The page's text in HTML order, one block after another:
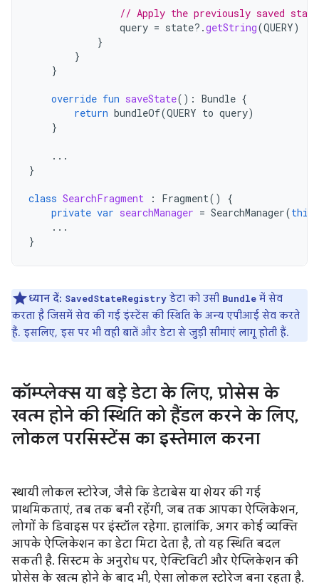
// Apply the previously saved state
query = state?.getString(QUERY)
}
}
}
override fun saveState(): Bundle {
return bundleOf(QUERY to query)
}
...
}
class SearchFragment : Fragment()
{
private var searchManager = SearchManager(this
...
}
ध्यान दें: SavedStateRegistry डेटा को उसी Bundle में सेव
करता है जिसमें सेव की गई इंस्टेंस की स्थिति के अन्य एपीआई सेव करते
हैं. इसलिए, इस पर भी वही बातें और डेटा से जुड़ी सीमाएं लागू होती हैं.
कॉम्प्लेक्स या बड़े डेटा के लिए, प्रोसेस के
खत्म होने की स्थिति को हैंडल करने के लिए,
लोकल परसिस्टेंस का इस्तेमाल करना
स्थायी लोकल स्टोरेज, जैसे कि डेटाबेस या शेयर की गई
प्राथमिकताएं, तब तक बनी रहेंगी, जब तक आपका ऐप्लिकेशन,
लोगों के डिवाइस पर इंस्टॉल रहेगा. हालांकि, अगर कोई व्यक्ति
आपके ऐप्लिकेशन का डेटा मिटा देता है, तो यह स्थिति बदल
सकती है. सिस्टम के अनुरोध पर, ऐक्टिविटी और ऐप्लिकेशन की
प्रोसेस के खत्म होने के बाद भी, ऐसा लोकल स्टोरेज बना रहता है.